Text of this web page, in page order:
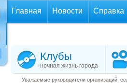
Главная Новости Справка
Клубы
ночная жизнь города
Уважаемые руководители организаций,